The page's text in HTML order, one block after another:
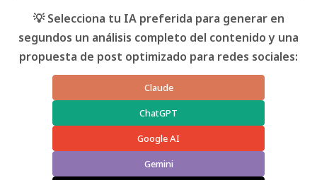
💡 Selecciona tu IA preferida para generar en
segundos un análisis completo del contenido y una
propuesta de post optimizado para redes sociales:
Claude
ChatGPT
Google AI
Gemini